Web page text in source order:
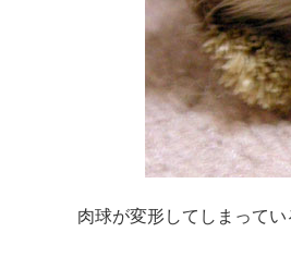
肉球が変形してしまってい